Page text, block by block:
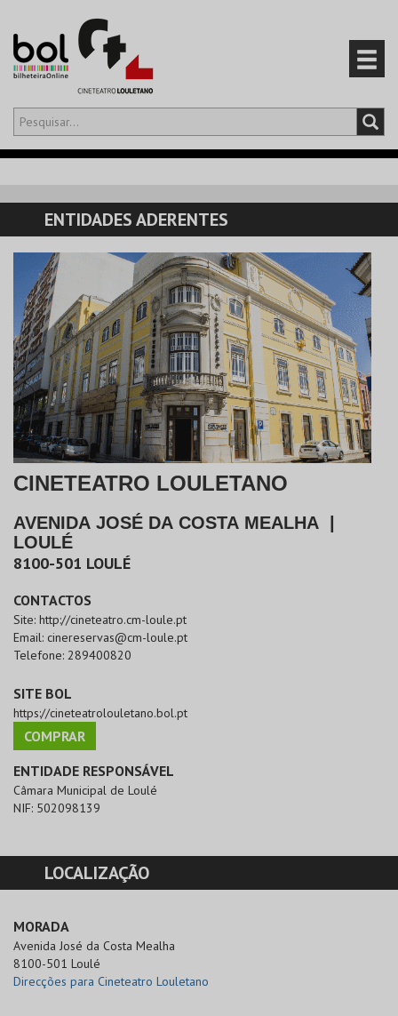
Olá,iniciar sessão
CARRINHO
EVENTOS
CARTÕES
PRODUTOS
ENTIDADES ADERENTES
CINETEATRO LOULETANO
AVENIDA JOSÉ DA COSTA MEALHA
LOULÉ
8100-501 LOULÉ
CONTACTOS
Site: http://cineteatro.cm-loule.pt
Email: cinereservas@cm-loule.pt
Telefone: 289400820
SITE BOL
https://cineteatrolouletano.bol.pt
COMPRAR
ENTIDADE RESPONSÁVEL
Câmara Municipal de Loulé
NIF: 502098139
LOCALIZAÇÃO
MORADA
Avenida José da Costa Mealha
8100-501 Loulé
Direcções para Cineteatro Louletano